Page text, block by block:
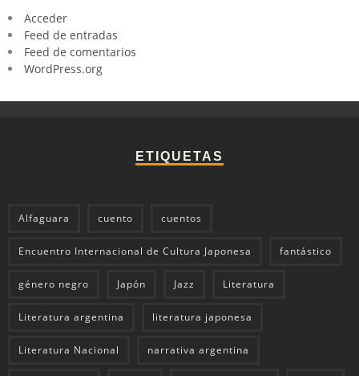
Acceder
Feed de entradas
Feed de comentarios
WordPress.org
ETIQUETAS
Alfaguara cuento cuentos
Encuentro Internacional de Cultura Japonesa fantástico
género negro Japón Jazz Literatura
Literatura argentina literatura japonesa
Literatura Nacional narrativa argentina